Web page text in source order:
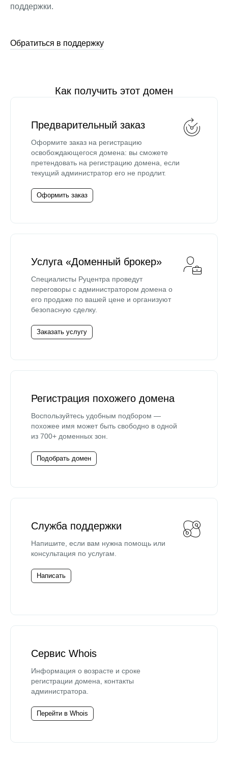
поддержки.
Обратиться в поддержку
Как получить этот домен
Предварительный заказ
Оформите заказ на регистрацию
освобождающегося домена: вы сможете
претендовать на регистрацию домена, если
текущий администратор его не продлит.
Оформить заказ
Услуга «Доменный брокер»
Специалисты Руцентра проведут
переговоры с администратором домена о
его продаже по вашей цене и организуют
безопасную сделку.
Заказать услугу
Регистрация похожего домена
Воспользуйтесь удобным подбором —
похожее имя может быть свободно в одной
из 700+ доменных зон.
Подобрать домен
Служба поддержки
Напишите, если вам нужна помощь или
консультация по услугам.
Написать
Сервис Whois
Информация о возрасте и сроке
регистрации домена, контакты
администратора.
Перейти в Whois